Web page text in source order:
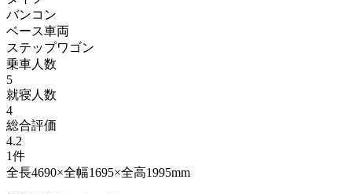
バンコン
ベース車両
ステップワゴン
乗車人数
5
就寝人数
4
総合評価
4.2
1件
全長4690×全幅1695×全高1995mm